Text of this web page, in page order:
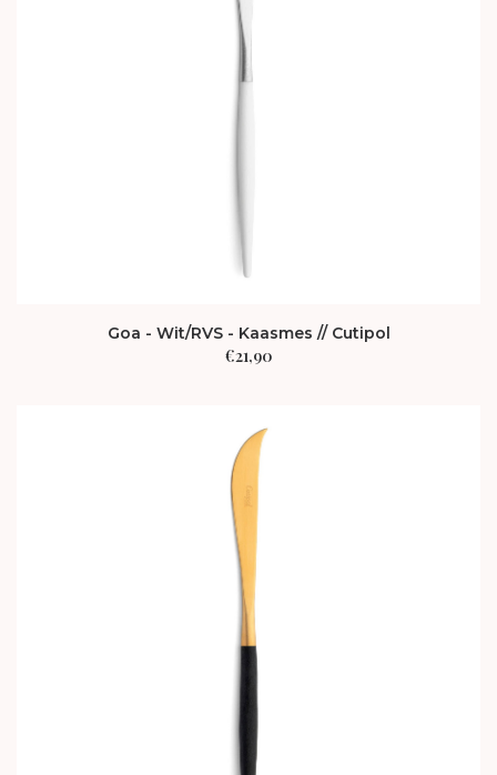
Goa - Wit/RVS - Kaasmes // Cutipol
€21,90